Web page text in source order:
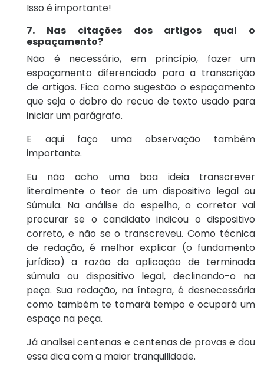
Isso é importante!
7. Nas citações dos artigos qual o
espaçamento?
Não é necessário, em princípio, fazer um
espaçamento diferenciado para a transcrição
de artigos. Fica como sugestão o espaçamento
que seja o dobro do recuo de texto usado para
iniciar um parágrafo.
E aqui faço uma observação também
importante.
Eu não acho uma boa ideia transcrever
literalmente o teor de um dispositivo legal ou
Súmula. Na análise do espelho, o corretor vai
procurar se o candidato indicou o dispositivo
correto, e não se o transcreveu. Como técnica
de redação, é melhor explicar (o fundamento
jurídico) a razão da aplicação de terminada
súmula ou dispositivo legal, declinando-o na
peça. Sua redação, na íntegra, é desnecessária
como também te tomará tempo e ocupará um
espaço na peça.
Já analisei centenas e centenas de provas e dou
essa dica com a maior tranquilidade.